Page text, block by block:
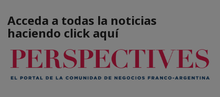
Acceda a todas la noticias
haciendo click aquí